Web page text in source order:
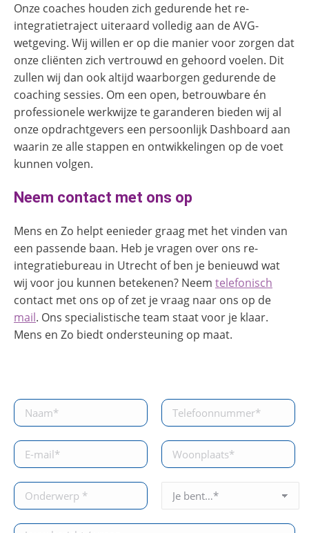
Onze coaches houden zich gedurende het re-
integratietraject uiteraard volledig aan de AVG-
wetgeving. Wij willen er op die manier voor zorgen dat
onze cliënten zich vertrouwd en gehoord voelen. Dit
zullen wij dan ook altijd waarborgen gedurende de
coaching sessies. Om een open, betrouwbare én
professionele werkwijze te garanderen bieden wij al
onze opdrachtgevers een persoonlijk Dashboard aan
waarin ze alle stappen en ontwikkelingen op de voet
kunnen volgen.
Neem contact met ons op
Mens en Zo helpt eenieder graag met het vinden van
een passende baan. Heb je vragen over ons re-
integratiebureau in Utrecht of ben je benieuwd wat
wij voor jou kunnen betekenen? Neem telefonisch
contact met ons op ofzet je vraag naar ons op de
mail. Ons specialistische team staat voor je klaar.
Mens en Zo biedt ondersteuning op maat.